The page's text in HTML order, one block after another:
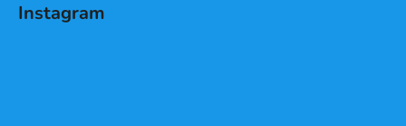
Instagram